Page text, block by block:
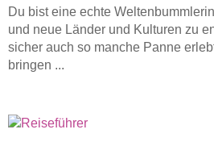
Du bist eine echte
und neue Länder und Kulturen zu
sicher auch so manche Panne
bringen ...